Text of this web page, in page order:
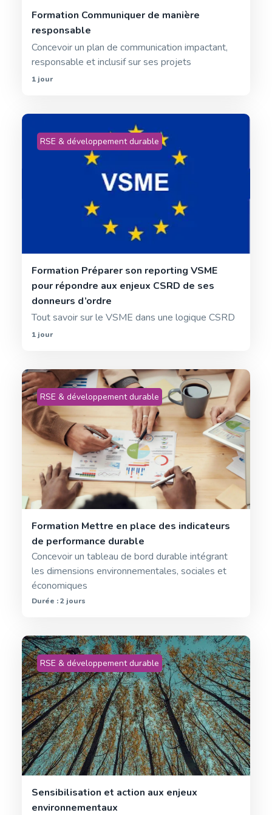
Formation Communiquer de manière
responsable
Concevoir un plan de communication impactant,
responsable et inclusif sur ses projets
1 jour
RSE & développement durable
Formation Préparer son reporting VSME
pour répondre aux enjeux CSRD de ses
donneurs d’ordre
Tout savoir sur le VSME dans une logique CSRD
1 jour
RSE & développement durable
Formation Mettre en place des indicateurs
de performance durable
Concevoir un tableau de bord durable intégrant
les dimensions environnementales, sociales et
économiques
Durée : 2 jours
RSE & développement durable
Sensibilisation et action aux enjeux
environnementaux